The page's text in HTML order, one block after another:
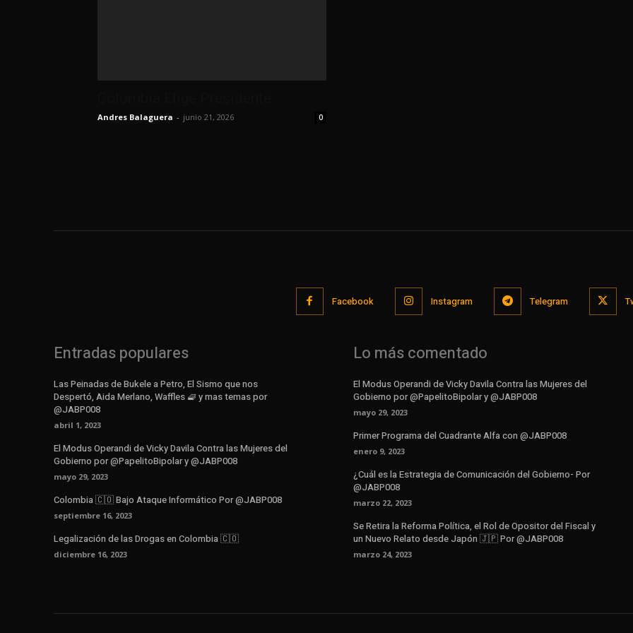
Andres Balaguera - junio 21, 2026 0
Facebook Instagram Telegram
Entradas populares
Las Peinadas de Bukele a Petro, El Sismo que nos
Despertó, Aida Merlano, Waffles 🧇 y mas temas por
@JABP008
abril 1, 2023
El Modus Operandi de Vicky Davila Contra las Mujeres del
Gobierno por @PapelitoBipolar y @JABP008
mayo 29, 2023
Colombia 🇨🇴 Bajo Ataque Informático Por @JABP008
septiembre 16, 2023
Legalización de las Drogas en Colombia 🇨🇴
diciembre 16, 2023
Lo más comentado
El Modus Operandi de Vicky Davila Contra las Mujeres del
Gobierno por @PapelitoBipolar y @JABP008
mayo 29, 2023
Primer Programa del Cuadrante Alfa con @JABP008
enero 9, 2023
¿Cuál es la Estrategia de Comunicación del Gobierno- Por
@JABP008
marzo 22, 2023
Se Retira la Reforma Política, el Rol de Opositor del Fiscal y
un Nuevo Relato desde Japón 🇯🇵 Por @JABP008
marzo 24, 2023